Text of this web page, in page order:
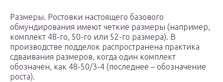
Размеры. Ростовки настоящего базового
обмундирования имеют четкие размеры (например,
комплект 48-го, 50-го или 52-го размера). В
производстве подделок распространена практика
сдваивания размеров, когда один комплект
обозначен, как 48-50/3-4 (последнее – обозначение
роста).